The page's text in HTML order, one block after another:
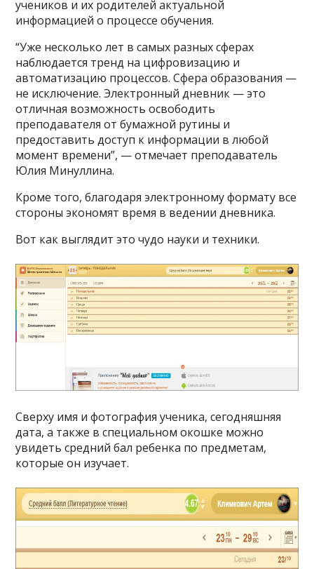
учеников и их родителей актуальной
информацией о процессе обучения.
“Уже несколько лет в самых разных сферах
наблюдается тренд на цифровизацию и
автоматизацию процессов. Сфера образования —
не исключение. Электронный дневник — это
отличная возможность освободить
преподавателя от бумажной рутины и
предоставить доступ к информации в любой
момент времени”, — отмечает преподаватель
Юлия Минуллина.
Кроме того, благодаря электронному формату все
стороны экономят время в ведении дневника.
Вот как выглядит это чудо науки и техники.
Сверху имя и фотография ученика, сегодняшняя
дата, а также в специальном окошке можно
увидеть средний бал ребенка по предметам,
которые он изучает.